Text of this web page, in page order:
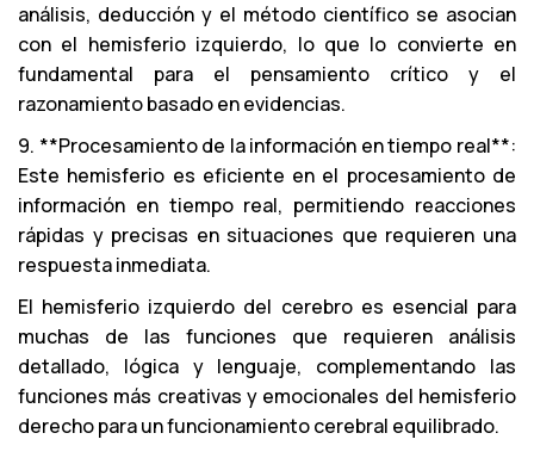
análisis, deducción y el método científico se asocian
con el hemisferio izquierdo, lo que lo convierte en
fundamental para el pensamiento crítico y el
razonamiento basado en evidencias.
9. **Procesamiento de la información en tiempo real**:
Este hemisferio es eficiente en el procesamiento de
información en tiempo real, permitiendo reacciones
rápidas y precisas en situaciones que requieren una
respuesta inmediata.
El hemisferio izquierdo del cerebro es esencial para
muchas de las funciones que requieren análisis
detallado, lógica y lenguaje, complementando las
funciones más creativas y emocionales del hemisferio
derecho para un funcionamiento cerebral equilibrado.